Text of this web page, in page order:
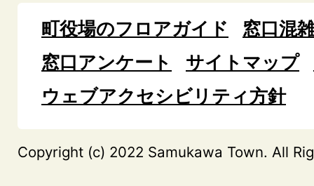
町役場のフロアガイド
窓口混
窓口アンケート
サイトマップ
ウェブアクセシビリティ方針
Copyright (c) 2022 Samukawa Town. All